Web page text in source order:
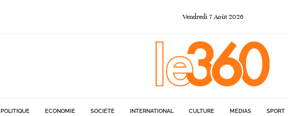
Vendredi 7Août 2026
POLITIQUE ECONOMIE SOCIÉTÉ INTERNATIONAL CULTURE MÉDIAS SPORT